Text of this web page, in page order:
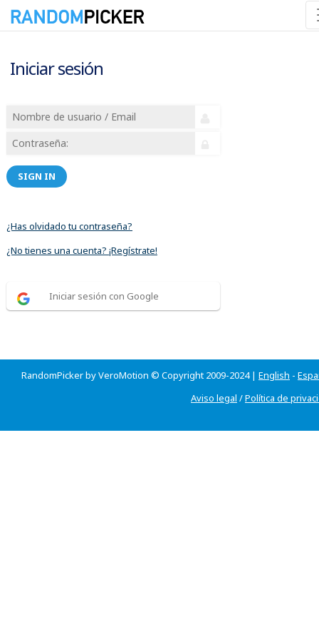
Iniciar sesión
SIGN IN
¿Has olvidado tu contraseña?
¿No tienes una cuenta? ¡Regístrate!
Iniciar sesión con Google
RandomPicker by VeroMotion © Copyright 2009-2024 | English -
Aviso legal /Política de